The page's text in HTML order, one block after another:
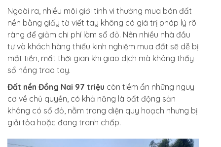
Ngoài ra, nhiều môi giới tinh vi thường mua bán đất
nền bằng giấy tờ viết tay không có giá trị pháp lý rõ
ràng để giảm chi phí làm sổ đỏ. Nên nhiều nhà đầu
tư và khách hàng thiếu kinh nghiệm mua đất sẽ dễ bị
mất tiền, mất thời gian khi giao dịch mà không thấy
sổ hồng trao tay.
Đất nền Đồng Nai 97 triệu còn tiềm ẩn những nguy
cơ về chủ quyền, có khả năng là bất động sản
không có sổ đỏ, nằm trong diện quy hoạch nhưng bị
giải tỏa hoặc đang tranh chấp.